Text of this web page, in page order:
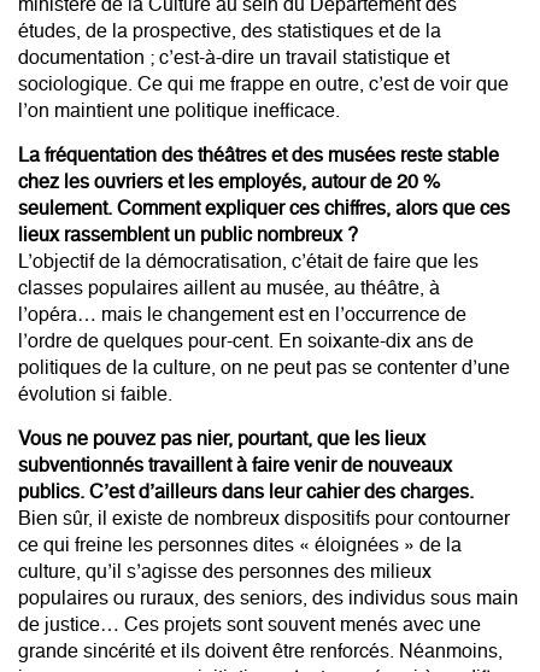
ministère de la Culture au sein du Département des
études, de la prospective, des statistiques et de la
documentation ; c’est-à-dire un travail statistique et
sociologique. Ce qui me frappe en outre, c’est de voir que
l’on maintient une politique inefficace.
La fréquentation des théâtres et des musées reste stable
chez les ouvriers et les employés, autour de 20 %
seulement. Comment expliquer ces chiffres, alors que ces
lieux rassemblent un public nombreux ?
L’objectif de la démocratisation, c’était de faire que les
classes populaires aillent au musée, au théâtre, à
l’opéra… mais le changement est en l’occurrence de
l’ordre de quelques pour-cent. En soixante-dix ans de
politiques de la culture, on ne peut pas se contenter d’une
évolution si faible.
Vous ne pouvez pas nier, pourtant, que les lieux
subventionnés travaillent à faire venir de nouveaux
publics. C’est d’ailleurs dans leur cahier des charges.
Bien sûr, il existe de nombreux dispositifs pour contourner
ce qui freine les personnes dites « éloignées » de la
culture, qu’il s’agisse des personnes des milieux
populaires ou ruraux, des seniors, des individus sous main
de justice… Ces projets sont souvent menés avec une
grande sincérité et ils doivent être renforcés. Néanmoins,